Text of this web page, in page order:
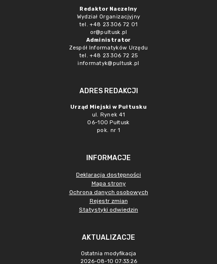
Redaktor Naczelny
Wydział Organizacjyjny
tel. +48 23 306 72 01
or@pultusk.pl
Administrator
Zespół Informatyków Urzędu
tel. +48 23 306 72 25
informatyk@pultusk.pl
ADRES REDAKCJI
Urząd Miejski w Pułtusku
ul. Rynek 41
06-100 Pułtusk
pok. nr 1
INFORMACJE
Deklaracja dostępności
Mapa strony
Ochrona danych osobowych
Rejestr zmian
Statystyki odwiedzin
AKTUALIZACJE
Ostatnia modyfikacja
2026-08-10 07:33:26